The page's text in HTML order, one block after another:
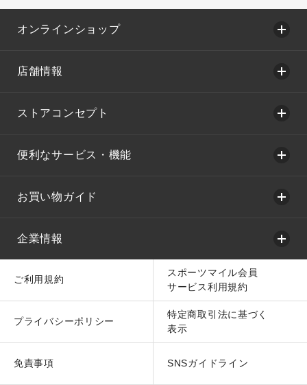
オンラインショップ
店舗情報
ストアコンセプト
便利なサービス・機能
お買い物ガイド
企業情報
ご利用規約
スポーツマイル会員
サービス利用規約
プライバシーポリシー
特定商取引法に基づく
表示
免責事項 SNSガイドライン